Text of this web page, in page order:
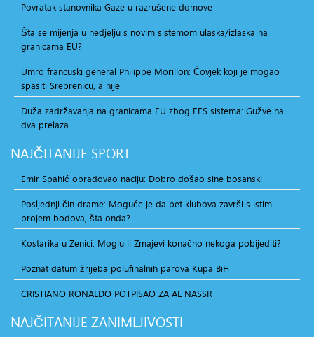
Povratak stanovnika Gaze u razrušene domove
Šta se mijenja u nedjelju s novim sistemom ulaska/izlaska na
granicama EU?
Umro francuski general Philippe Morillon: Čovjek koji je mogao
spasiti Srebrenicu, a nije
Duža zadržavanja na granicama EU zbog EES sistema: Gužve na
dva prelaza
NAJČITANIJE SPORT
Emir Spahić obradovao naciju: Dobro došao sine bosanski
Posljednji čin drame: Moguće je da pet klubova završi s istim
brojem bodova, šta onda?
Kostarika u Zenici: Moglu li Zmajevi konačno nekoga pobijediti?
Poznat datum žrijeba polufinalnih parova Kupa BiH
CRISTIANO RONALDO POTPISAO ZA AL NASSR
NAJČITANIJE ZANIMLJIVOSTI